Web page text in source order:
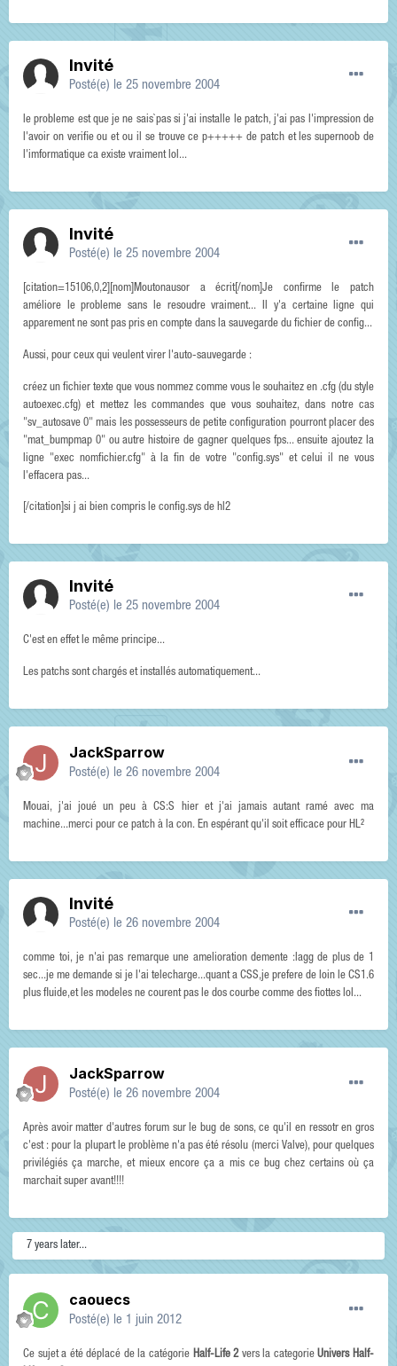
Invité
Posté(e) le 25 novembre 2004
le probleme est que je ne sais`pas si j'ai installe le patch, j'ai pas l'impression de
l'avoir on verifie ou et ou il se trouve ce p+++++ de patch et les supernoob de
l'imformatique ca existe vraiment lol...
Invité
Posté(e) le 25 novembre 2004
[citation=15106,0,2][nom]Moutonausor a écrit[/nom]Je confirme le patch
améliore le probleme sans le resoudre vraiment... Il y'a certaine ligne qui
apparement ne sont pas pris en compte dans la sauvegarde du fichier de config...
Aussi, pour ceux qui veulent virer l'auto-sauvegarde :
créez un fichier texte que vous nommez comme vous le souhaitez en .cfg (du style
autoexec.cfg) et mettez les commandes que vous souhaitez, dans notre cas
"sv_autosave 0" mais les possesseurs de petite configuration pourront placer des
"mat_bumpmap 0" ou autre histoire de gagner quelques fps... ensuite ajoutez la
ligne "exec nomfichier.cfg" à la fin de votre "config.sys" et celui il ne vous
l'effacera pas...
[/citation]si j ai bien compris le config.sys de hl2
Invité
Posté(e) le 25 novembre 2004
C'est en effet le même principe...
Les patchs sont chargés et installés automatiquement...
JackSparrow
Posté(e) le 26 novembre 2004
Mouai, j'ai joué un peu à CS:S hier et j'ai jamais autant ramé avec ma
machine...merci pour ce patch à la con. En espérant qu'il soit efficace pour HL²
Invité
Posté(e) le 26 novembre 2004
comme toi, je n'ai pas remarque une amelioration demente :lagg de plus de 1
sec...je me demande si je l'ai telecharge...quant a CSS,je prefere de loin le CS1.6
plus fluide,et les modeles ne courent pas le dos courbe comme des fiottes lol...
JackSparrow
Posté(e) le 26 novembre 2004
Après avoir matter d'autres forum sur le bug de sons, ce qu'il en ressotr en gros
c'est : pour la plupart le problème n'a pas été résolu (merci Valve), pour quelques
privilégiés ça marche, et mieux encore ça a mis ce bug chez certains où ça
marchait super avant!!!!
7 years later...
caouecs
Posté(e) le 1 juin 2012
Ce sujet a été déplacé de la catégorie Half-Life 2vers la categorieUnivers Half-